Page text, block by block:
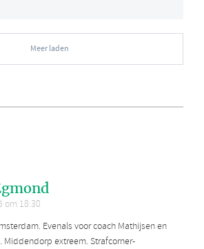
Meer laden
om 18:30
Evenals voor coach Mathijsen en
Middendorp extreem. Strafcorner-